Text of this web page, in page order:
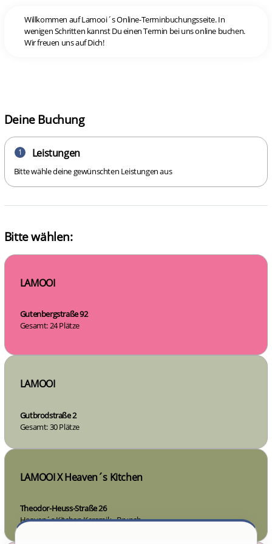
Willkommen auf Lamooi´s Online-Terminbuchungsseite. In
wenigen Schritten kannst Du einen Termin bei uns online buchen.
Wir freuen uns auf Dich!
Bitte wählen:
LAMOOI
Gutenbergstraße 92
Gesamt: 24 Plätze
LAMOOI
Gutbrodstraße 2
Gesamt: 30 Plätze
LAMOOI X Heaven´s Kitchen
Theodor-Heuss-Straße 26
Heaven´s Kitchen Keramik - Brunch
Deine Buchung
1 Leistungen
Bitte wähle deine gewünschten Leistungen aus